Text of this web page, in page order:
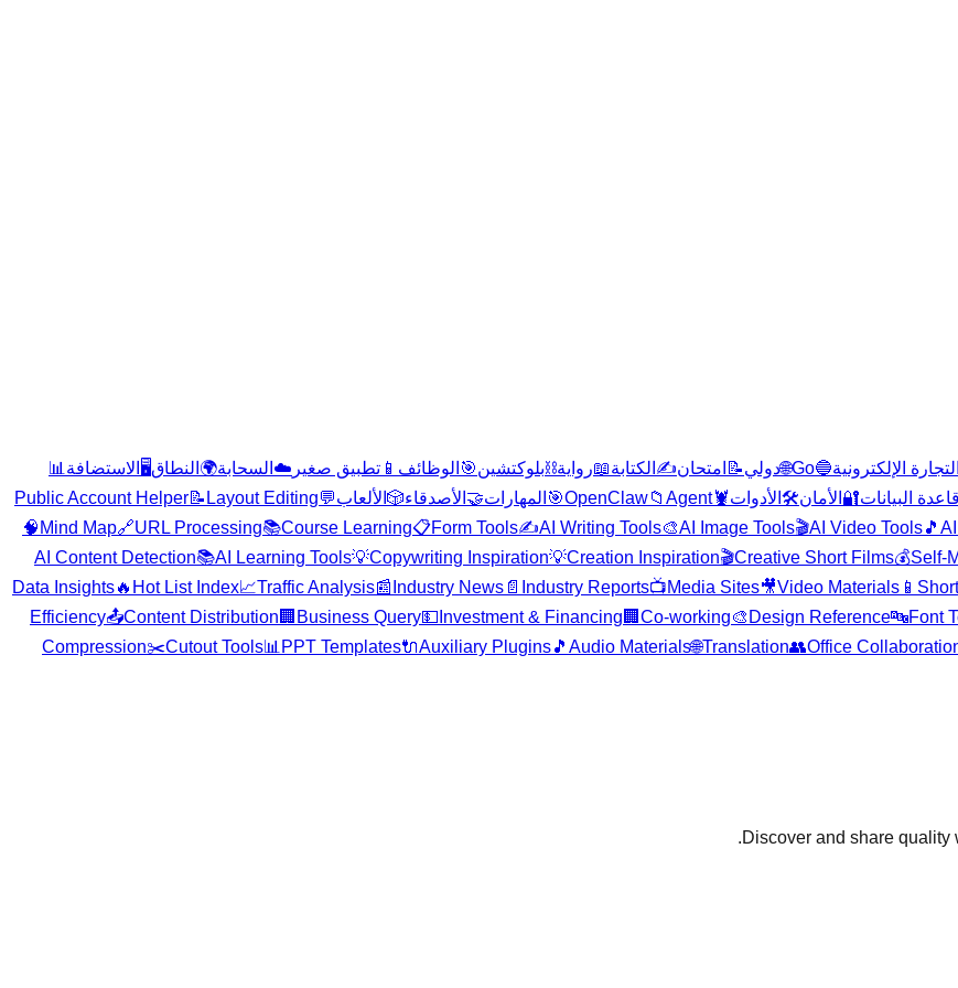
التجارة الإلكترونية🔵
Go
🌐دولي📝 امتحان✍️ الكتابة📖رواية⛓️بلوكتشين🎯 الوظائف 📱 تطبيق صغير ☁️ السحابة🌍 النطاق🖥️ الاستضافة 📊
قاعدة البيانات🔐 الأمان🛠️ الأدوات🦞
OpenClaw📁 Agent
🎯 المهارات🤝 الأصدقاء🎲 الألعاب💬
Public Account Helper📝 Layout Editing
🧠 Mind Map🔗URL Processing📚Course Learning📋Form Tools✍️AI Writing Tools🎨AI Image Tools🎬AI Video Tools🎵
AI Content Detection📚AI Learning Tools💡Copywriting Inspiration💡Creation Inspiration🎬Creative Short Films💰Self-
Data Insights🔥 Hot List Index📈Traffic Analysis📰 Industry News 📄 Industry Reports📺Media Sites🎥Video Materials 📱
Efficiency📤Content Distribution 🏢 Business Query💵 Investment & Financing 🏢 Co-working🎨 Design Reference🔤Font
Compression✂️Cutout Tools📊 PPT Templates🔌Auxiliary Plugins🎵 Audio Materials🌐Translation👥Office
Discover and share quality